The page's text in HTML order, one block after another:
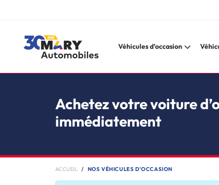
Véhicules d’occasion
Achetez votre voiture
immédiatement
ACCUEIL NOS VÉHICULES D'OCCASION